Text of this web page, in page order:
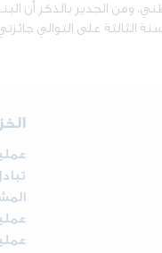
ومن الجدير بالذكر أن
الثالثة على التوالي